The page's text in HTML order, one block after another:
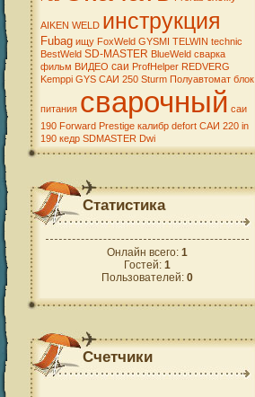
AIKEN WELD инструкция
Fubag ищу FoxWeld GYSMI TELWIN technic
BestWeld SD-MASTER BlueWeld сварка
фильм ВИДЕО саи ProfHelper REDVERG
Kemppi GYS САИ 250 Sturm Полуавтомат блок
питания сварочный саи
190 Forward Prestige калибр defort САИ 220 in
190 кедр SDMASTER Dwi
Статистика
Онлайн всего: 1
Гостей: 1
Пользователей: 0
Счетчики